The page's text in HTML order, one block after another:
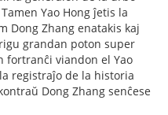
Yao Hong ĵetis la
Dong Zhang enatakis kaj
grandan poton super
fortranĉi viandon el Yao
registraĵo de la historia
Dong Zhang senĉese